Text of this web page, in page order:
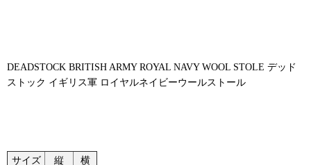
DEADSTOCK BRITISH ARMY ROYAL NAVY WOOL STOLE デッド
ストック イギリス軍 ロイヤルネイビーウールストール
サイズ 縦
横